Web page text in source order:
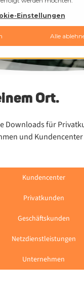
Einstellungen
Alle
Ort.
Down­loads für
und
Kundencenter
Privatkunden
Geschäftskunden
Netzdienstleistungen
Unternehmen